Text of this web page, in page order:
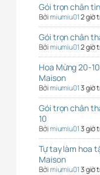
Gói trọn chân
Bởimiumiu012 giờ
Gói trọn chân
Bởimiumiu012 giờ
Hoa Mừng 20-
Maison
Bởimiumiu013 giờ
Gói trọn chân
10
Bởimiumiu013 giờ
Tự tay làm hoa
Maison
Bởimiumiu013 giờ